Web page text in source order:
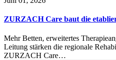
ZURZACH Care baut die
Mehr Betten, erweitertes
Leitung stärken die regionale
ZURZACH Care…